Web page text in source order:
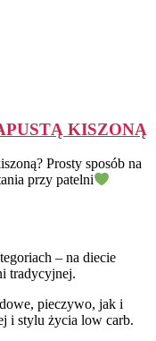
KISZONĄ
Prosty sposób na
przy patelni
– na diecie
tradycyjnej.
pieczywo, jak i
i stylu życia low carb.